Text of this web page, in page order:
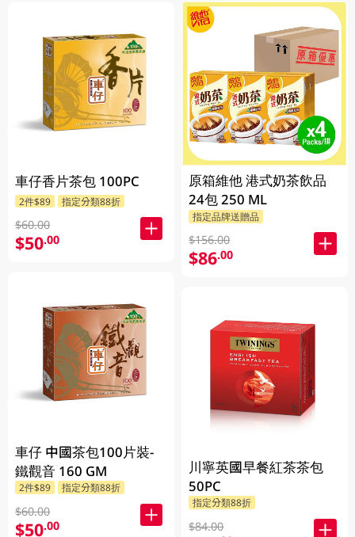
車仔香片茶包 100PC
2件$89 指定分類88折
$60.00
$50.00
車仔 中國茶包100片裝-
鐵觀音 160 GM
2件$89 指定分類88折
$60.00
$50.00
原箱維他 港式奶茶飲品
24包 250 ML
指定品牌送贈品
$156.00
$86.00
川寧英國早餐紅茶茶包
50PC
指定分類88折
$84.00